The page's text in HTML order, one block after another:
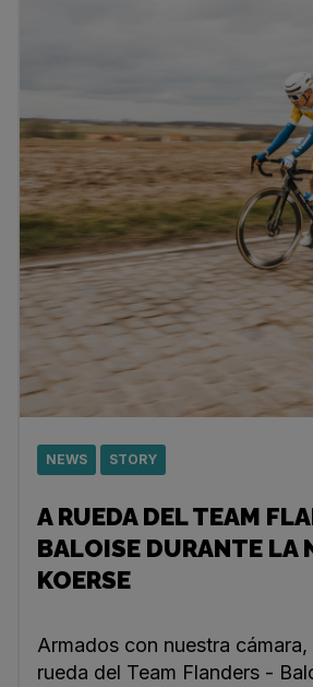
NEWS STORY
A RUEDA DEL TEAM
BALOISE DURANTE LA
KOERSE
Armados con nuestra
rueda del Team Flanders -